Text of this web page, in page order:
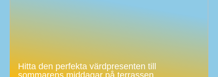
Hitta den perfekta värdpresenten till
sommarens middagar på terrassen